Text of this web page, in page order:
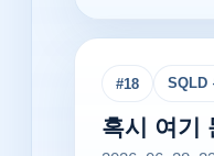
#18 SQLD
혹시 여기